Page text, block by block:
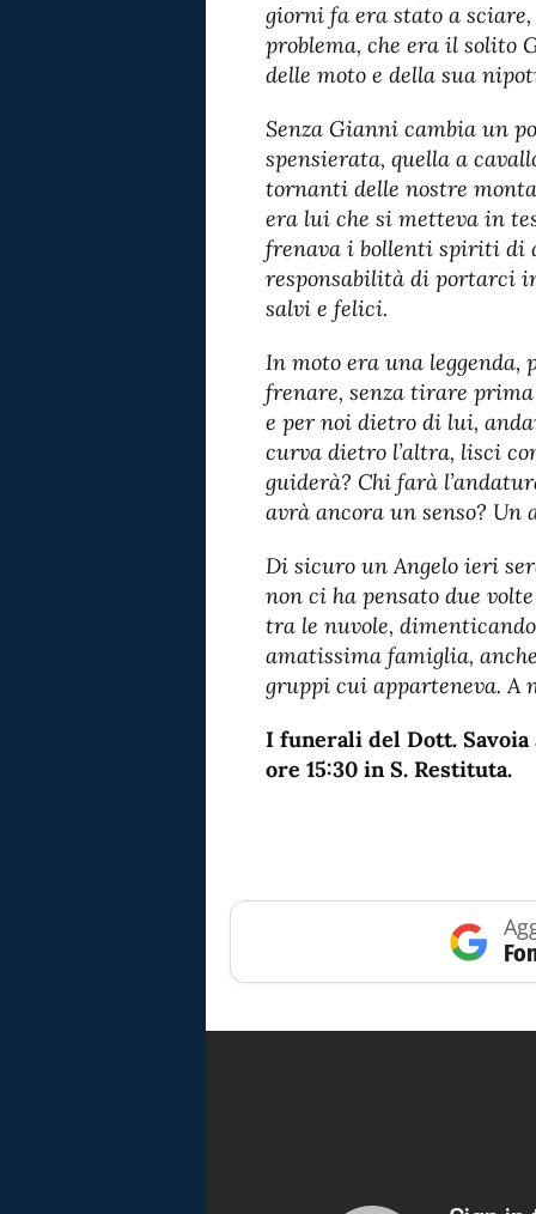
giorni fa era stato a
problema, che era il solito
delle moto e della sua
Senza Gianni cambia un
spensierata, quella a
tornanti delle nostre
era lui che si metteva in
frenava i bollenti spiriti di
responsabilità di portarci
salvi e felici.
In moto era una leggenda,
frenare, senza tirare
e per noi dietro di lui,
curva dietro l’altra, lisci
guiderà? Chi farà
avrà ancora un senso? Un
Di sicuro un Angelo ieri
non ci ha pensato due
tra le nuvole,
amatissima famiglia,
gruppi cui apparteneva.A
I funerali del Dott. Savoia
ore 15:30 in S. Restituta.